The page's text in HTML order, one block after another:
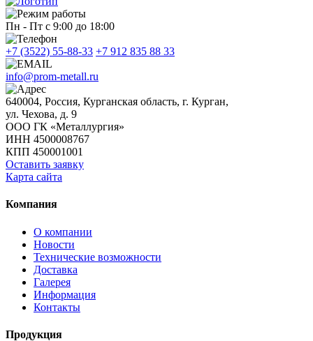
Пн - Пт с 9:00 до 18:00
+7 (3522) 55-88-33 +7 912 835 88 33
info@prom-metall.ru
640004, Россия, Курганская область, г. Курган,
ул. Чехова, д. 9
ООО ГК «Металлургия»
ИНН 4500008767
КПП 450001001
Оставить заявку
Карта сайта
Компания
О компании
Новости
Технические возможности
Доставка
Галерея
Информация
Контакты
Продукция